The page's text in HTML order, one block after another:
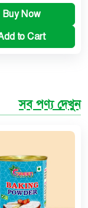
Buy Now
to Cart
সব পণ্য দেখুন